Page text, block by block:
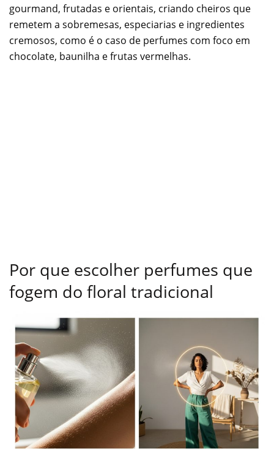
gourmand, frutadas e orientais, criando cheiros que
remetem a sobremesas, especiarias e ingredientes
cremosos, como é o caso de perfumes com foco em
chocolate, baunilha e frutas vermelhas.
Por que escolher perfumes que
fogem do floral tradicional